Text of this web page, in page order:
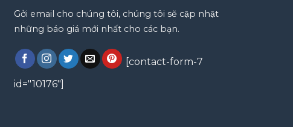
Gởi email cho chúng tôi, chúng tôi sẽ cập nhật
những báo giá mới nhất cho các bạn.
[contact-form-7
id="10176"]